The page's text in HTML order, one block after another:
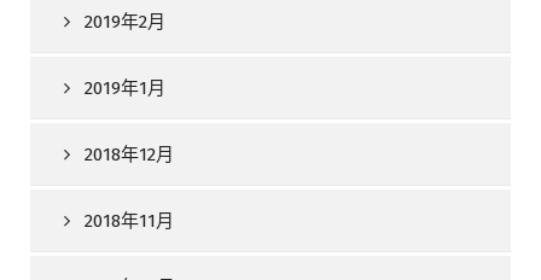
2019年2月
2019年1月
2018年12月
2018年11月